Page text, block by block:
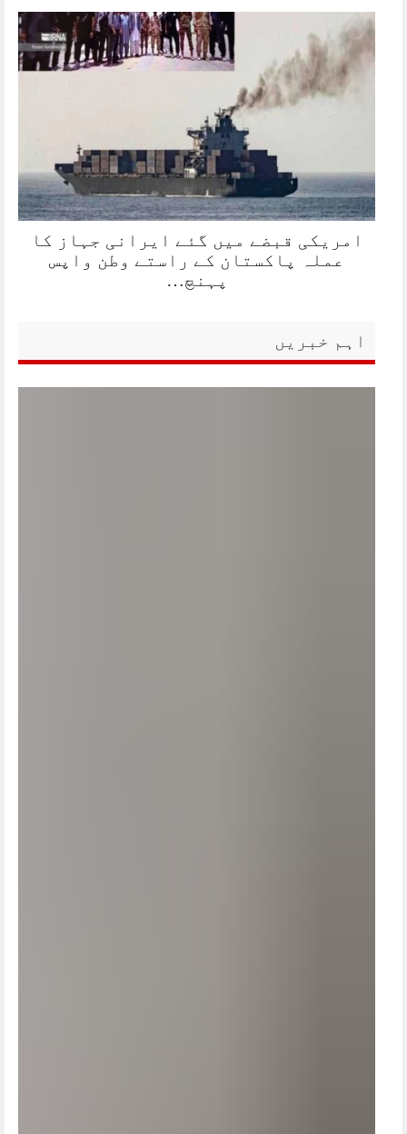
امریکی قبضے میں گئے ایرانی جہاز کا
عملہ پاکستان کے راستے وطن واپس
پہنچ…
اہم خبریں